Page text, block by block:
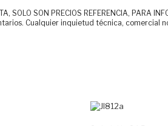
SOLO SON PRECIOS REFERENCIA,
Cualquier inquietud técnica,